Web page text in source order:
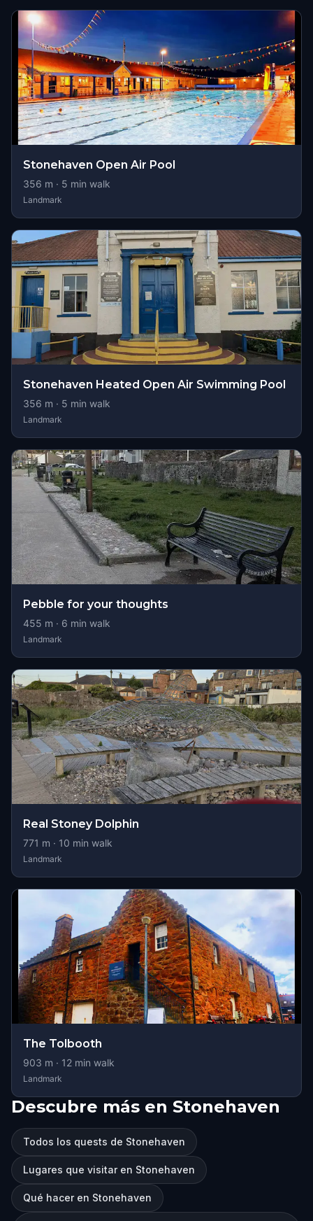
Stonehaven Open Air Pool
356 m · 5 min walk
Landmark
Stonehaven Heated Open Air Swimming Pool
356 m · 5 min walk
Landmark
Pebble for your thoughts
455 m · 6 min walk
Landmark
Real Stoney Dolphin
771 m · 10 min walk
Landmark
The Tolbooth
903 m · 12 min walk
Landmark
Descubre más en Stonehaven
Todos los quests de Stonehaven
Lugares que visitar en Stonehaven
Qué hacer en Stonehaven